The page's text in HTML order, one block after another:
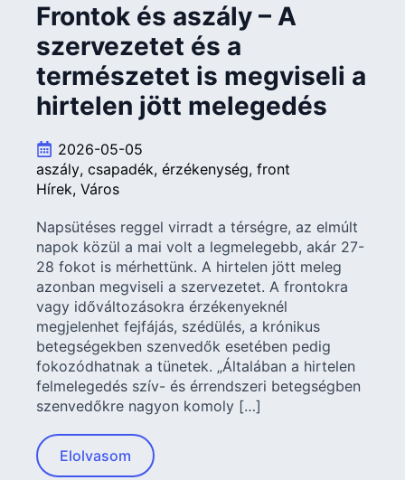
Frontok és aszály – A
szervezetet és a
természetet is megviseli a
hirtelen jött melegedés
2026-05-05
aszály csapadék érzékenység front
Hírek Város
Napsütéses reggel virradt a térségre, az elmúlt
napok közül a mai volt a legmelegebb, akár 27-
28 fokot is mérhettünk. A hirtelen jött meleg
azonban megviseli a szervezetet. A frontokra
vagy időváltozásokra érzékenyeknél
megjelenhet fejfájás, szédülés, a krónikus
betegségekben szenvedők esetében pedig
fokozódhatnak a tünetek. „Általában a hirtelen
felmelegedés szív- és érrendszeri betegségben
szenvedőkre nagyon komoly […]
Elolvasom